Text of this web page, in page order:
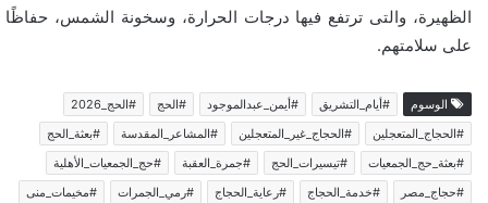
الظهيرة، والتى ترتفع فيها درجات الحرارة، وسخونة الشمس، حفاظًا
على سلامتهم.
الوسوم #أيام_التشريق #أيمن_عبدالموجود #الحج
#الحج_2026
#الحجاج_المتعجلين
#الحجاج_غير_المتعجلين #المشاعر_المقدسة
#بعثة_الحج
#بعثة_حج_الجمعيات
#تيسيرات_الحج #جمرة_العقبة
#حج_الجمعيات_الأهلية
#حجاج_مصر
#خدمة_الحجاج #رعاية_الحجاج #رمي_الجمرات
#مخيمات_منى